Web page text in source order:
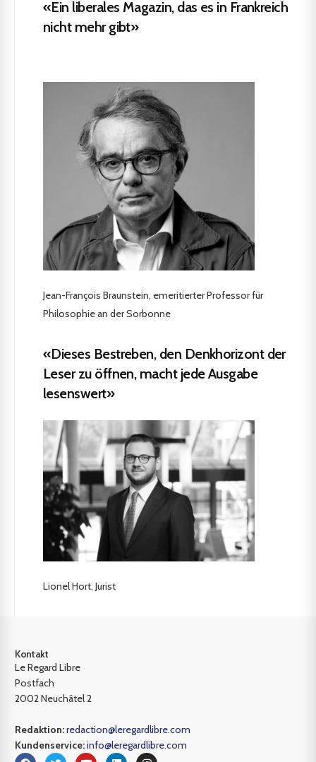
«Ein liberales Magazin, das es in Frankreich
nicht mehr gibt»
Jean-François Braunstein, emeritierter Professor für
Philosophie an der Sorbonne
«Dieses Bestreben, den Denkhorizont der
Leser zu öffnen, macht jede Ausgabe
lesenswert»
Lionel Hort, Jurist
Kontakt
Le Regard Libre
Postfach
2002 Neuchâtel 2
Redaktion:redaction@leregardlibre.com
Kundenservice:info@leregardlibre.com